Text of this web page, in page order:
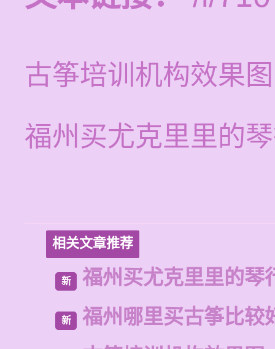
古筝培训机构效果图
福州买尤克里里的
相关文章推荐
新 福州买尤克里里的琴
新
福州哪里买古筝比较